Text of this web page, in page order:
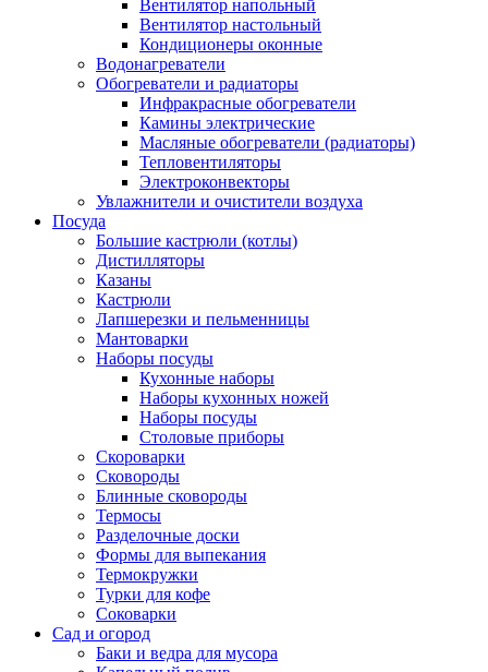
Вентилятор напольный
Вентилятор настольный
Кондиционеры оконные
Водонагреватели
Обогреватели и радиаторы
Инфракрасные обогреватели
Камины электрические
Масляные обогреватели (радиаторы)
Тепловентиляторы
Электроконвекторы
Увлажнители и очистители воздуха
Посуда
Большие кастрюли (котлы)
Дистилляторы
Казаны
Кастрюли
Лапшерезки и пельменницы
Мантоварки
Наборы посуды
Кухонные наборы
Наборы кухонных ножей
Наборы посуды
Столовые приборы
Скороварки
Сковороды
Блинные сковороды
Термосы
Разделочные доски
Формы для выпекания
Термокружки
Турки для кофе
Соковарки
Сад и огород
Баки и ведра для мусора